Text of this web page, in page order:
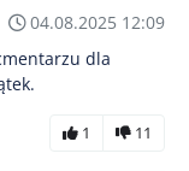
04.08.2025 12:09
dla
1 11